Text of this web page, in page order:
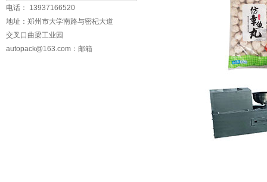
电话： 13937166520
地址：郑州市大学南路与密杞大道
交叉口曲梁工业园
autopack@163.com ：邮箱